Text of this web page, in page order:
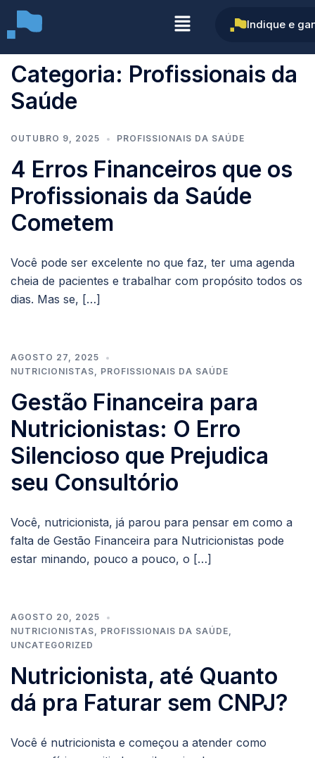
Indique e
Categoria: Profissionais da
Saúde
OUTUBRO 9, 2025 PROFISSIONAIS DA SAÚDE
4 Erros Financeiros que os
Profissionais da Saúde
Cometem
Você pode ser excelente no que faz, ter uma agenda
cheia de pacientes e trabalhar com propósito todos os
dias. Mas se, […]
AGOSTO 27, 2025
NUTRICIONISTAS, PROFISSIONAIS DA SAÚDE
Gestão Financeira para
Nutricionistas: O Erro
Silencioso que Prejudica
seu Consultório
Você, nutricionista, já parou para pensar em como a
falta de Gestão Financeira para Nutricionistas pode
estar minando, pouco a pouco, o […]
AGOSTO 20, 2025
NUTRICIONISTAS, PROFISSIONAIS DA SAÚDE,
UNCATEGORIZED
Nutricionista, até Quanto
dá pra Faturar sem CNPJ?
Você é nutricionista e começou a atender como